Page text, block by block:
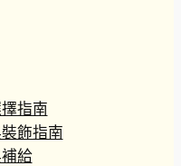
指南
飾指南
給